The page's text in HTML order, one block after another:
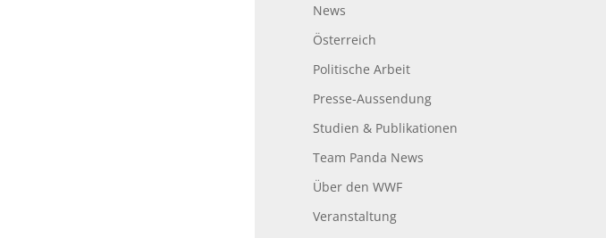
News
Österreich
Politische Arbeit
Presse-Aussendung
Studien & Publikationen
Team Panda News
Über den WWF
Veranstaltung